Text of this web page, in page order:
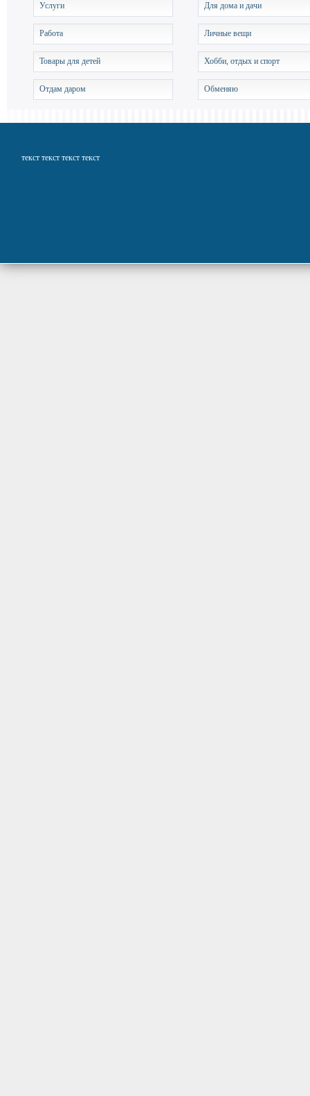
Услуги Для дома и дачи
Работа Личные вещи
Товары для детей Хобби, отдых и спорт
Отдам даром Обменяю
текст текст текст текст